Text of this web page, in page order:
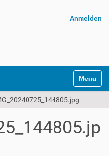
Anmelden